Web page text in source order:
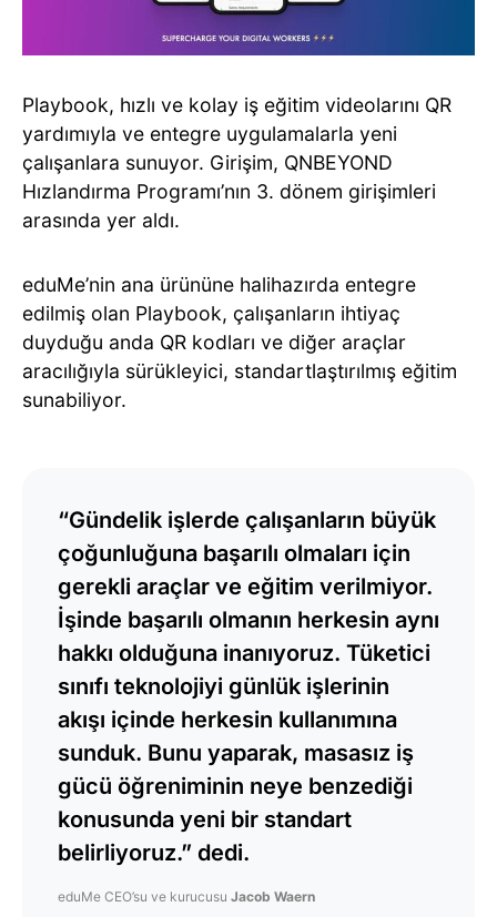
Playbook, hızlı ve kolay iş eğitim videolarını QR
yardımıyla ve entegre uygulamalarla yeni
çalışanlara sunuyor. Girişim, QNBEYOND
Hızlandırma Programı’nın 3. dönem girişimleri
arasında yer aldı.
eduMe’nin ana ürününe halihazırda entegre
edilmiş olan Playbook, çalışanların ihtiyaç
duyduğu anda QR kodları ve diğer araçlar
aracılığıyla sürükleyici, standartlaştırılmış eğitim
sunabiliyor.
“Gündelik işlerde çalışanların büyük
çoğunluğuna başarılı olmaları için
gerekli araçlar ve eğitim verilmiyor.
İşinde başarılı olmanın herkesin aynı
hakkı olduğuna inanıyoruz. Tüketici
sınıfı teknolojiyi günlük işlerinin
akışı içinde herkesin kullanımına
sunduk. Bunu yaparak, masasız iş
gücü öğreniminin neye benzediği
konusunda yeni bir standart
belirliyoruz.” dedi.
eduMe CEO’su ve kurucusu Jacob Waern